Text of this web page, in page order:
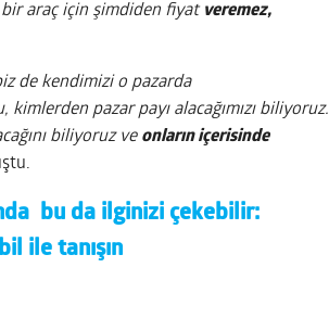
bir araç için şimdiden fiyat veremez,
de kendimizi o pazarda
pazar payı alacağımızı biliyoruz.
biliyoruz ve onların içerisinde
bu da ilginizi çekebilir:
ile tanışın